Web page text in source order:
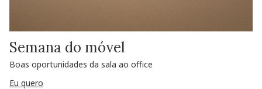
Semana do móvel
Boas oportunidades da sala ao office
Eu quero